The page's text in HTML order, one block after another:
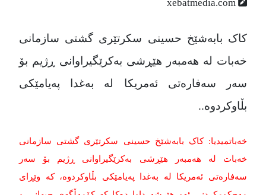
کاک بابه‌شێخ حسینی سکرتێری گشتی سازمانی
خه‌بات له‌ هه‌مبه‌ر هێڕشی به‌کرێگیراوانی ڕژیم بۆ
سه‌ر سه‌فاره‌تی ئه‌مریکا له‌ به‌غدا په‌یامێکی
بڵاوکردوه‌..
خه‌‌‌باتمیدیا: کاک بابه‌‌‌شێخ حسینی سکرتێری گشتی سازمانی
خه‌‌‌بات له‌‌‌ هه‌‌‌مبه‌‌‌ر هێڕشی به‌‌‌کرێگیراوانی ڕژیم بۆ سه‌‌‌ر
سه‌‌‌فاره‌‌‌تی ئه‌‌‌مریکا له‌‌‌ به‌‌‌غدا په‌‌‌یامێکی بڵاوکردوه‌‌‌، که‌‌‌ وێڕای